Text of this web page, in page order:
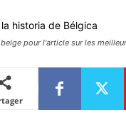
pour l'article sur les